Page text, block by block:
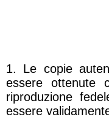
1. Le copie
essere ottenute
riproduzione
essere